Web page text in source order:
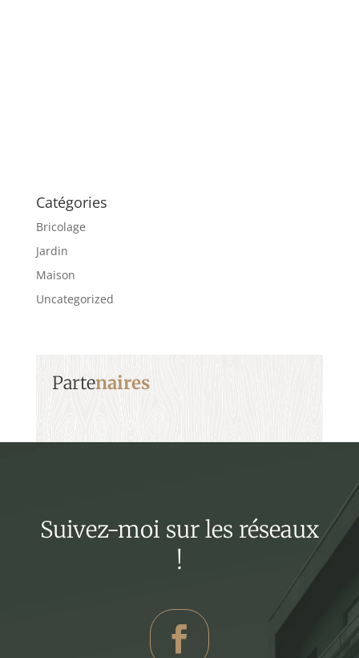
Catégories
Bricolage
Jardin
Maison
Uncategorized
Partenaires
Suivez-moi sur les réseaux
!